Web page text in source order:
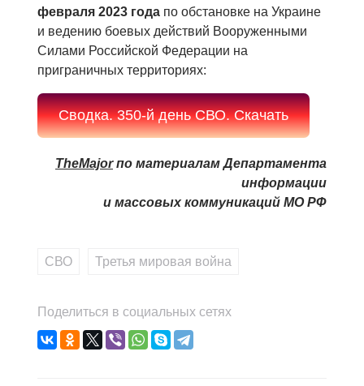
февраля 2023 года по обстановке на Украине
и ведению боевых действий Вооруженными
Силами Российской Федерации на
приграничных территориях:
Cводка. 350-й день СВО. Скачать
TheMajorпо материалам Департамента
информации
и массовых коммуникаций МО РФ
СВО Третья мировая война
Поделиться в социальных сетях